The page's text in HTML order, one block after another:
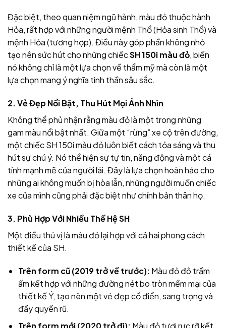
Đặc biệt, theo quan niệm ngũ hành, màu đỏ thuộc hành
Hỏa, rất hợp với những người mệnh Thổ (Hỏa sinh Thổ) và
mệnh Hỏa (tương hợp). Điều này góp phần không nhỏ
tạo nên sức hút cho những chiếcSH 150i màu đỏ, biến
nó không chỉ là một lựa chọn về thẩm mỹ mà còn là một
lựa chọn mang ý nghĩa tinh thần sâu sắc.
2. Vẻ Đẹp Nổi Bật, Thu Hút Mọi Ánh Nhìn
Không thể phủ nhận rằng màu đỏ là một trong những
gam màu nổi bật nhất. Giữa một “rừng” xe cộ trên đường,
một chiếc SH 150i màu đỏ luôn biết cách tỏa sáng và thu
hút sự chú ý. Nó thể hiện sự tự tin, năng động và một cá
tính mạnh mẽ của người lái. Đây là lựa chọn hoàn hảo cho
những ai không muốn bị hòa lẫn, những người muốn chiếc
xe của mình cũng phải đặc biệt như chính bản thân họ.
3. Phù Hợp Với Nhiều Thế Hệ SH
Một điều thú vị là màu đỏ lại hợp với cả hai phong cách
thiết kế của SH.
Trên form cũ (2019 trở về trước): Màu đỏ đô trầm
ấm kết hợp với những đường nét bo tròn mềm mại của
thiết kế Ý, tạo nên một vẻ đẹp cổ điển, sang trọng và
đầy quyến rũ.